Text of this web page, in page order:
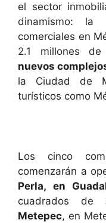
el sector
dinamismo: la
comerciales en
2.1 millones
nuevos
la Ciudad de
turísticos como
Los cinco
comenzarán a
Perla, en
cuadrados de
Metepec, en